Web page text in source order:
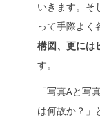
いきます。そ
って手際よく
構図、更には
す。
「写真Aと写
は何故か？」